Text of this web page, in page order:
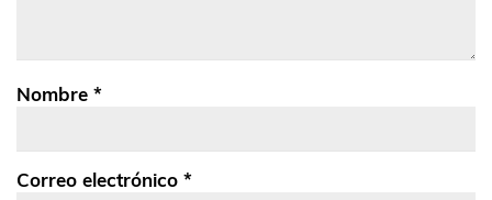
Nombre *
Correo electrónico *